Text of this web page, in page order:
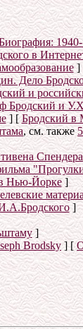
в
]
Дело
и
Бродский и
] [Бродский в
, см. также
Спендера
Нью-Йорке]
]
]
Brodsky] [